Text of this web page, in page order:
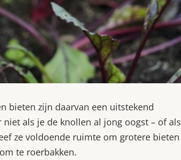
bieten zijn daarvan een uitstekend
als je de knollen al jong oogst – of als
ze voldoende ruimte om grotere bieten
te roerbakken.